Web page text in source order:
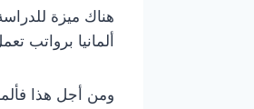
هناك ميزة
ألمانيا برواتب
ومن أجل هذا